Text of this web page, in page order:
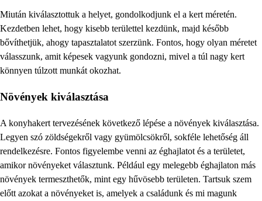
Miután kiválasztottuk a helyet, gondolkodjunk el a kert méretén.
Kezdetben lehet, hogy kisebb területtel kezdünk, majd később
bővíthetjük, ahogy tapasztalatot szerzünk. Fontos, hogy olyan méretet
válasszunk, amit képesek vagyunk gondozni, mivel a túl nagy kert
könnyen túlzott munkát okozhat.
Növények kiválasztása
A konyhakert tervezésének következő lépése a növények kiválasztása.
Legyen szó zöldségekről vagy gyümölcsökről, sokféle lehetőség áll
rendelkezésre. Fontos figyelembe venni az éghajlatot és a területet,
amikor növényeket választunk. Például egy melegebb éghajlaton más
növények termeszthetők, mint egy hűvösebb területen. Tartsuk szem
előtt azokat a növényeket is, amelyek a családunk és mi magunk